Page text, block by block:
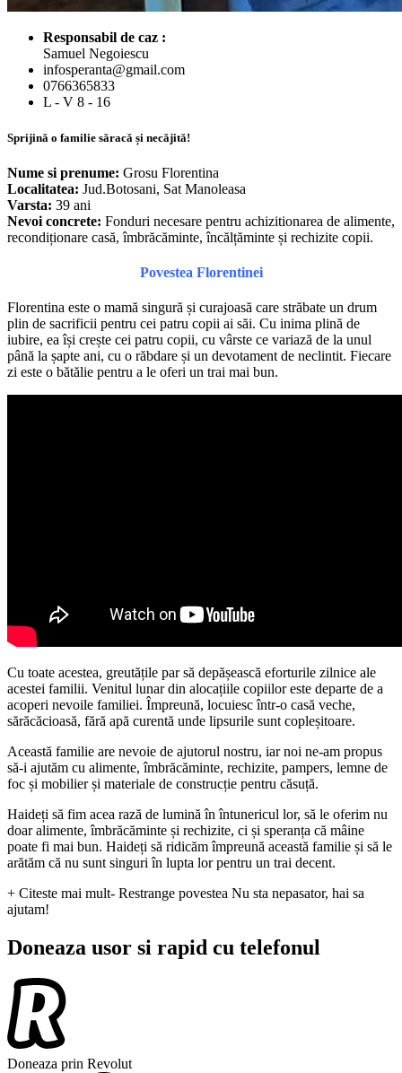
Responsabil de caz :
Samuel Negoiescu
infosperanta@gmail.com
0766365833
L - V 8 - 16
Sprijină o familie săracă și necăjită!
Nume si prenume: Grosu Florentina
Localitatea: Jud.Botosani, Sat Manoleasa
Varsta: 39 ani
Nevoi concrete: Fonduri necesare pentru achizitionarea de alimente,
recondiționare casă, îmbrăcăminte, încălțăminte și rechizite copii.
Povestea Florentinei
Florentina este o mamă singură și curajoasă care străbate un drum
plin de sacrificii pentru cei patru copii ai săi. Cu inima plină de
iubire, ea își crește cei patru copii, cu vârste ce variază de la unul
până la șapte ani, cu o răbdare și un devotament de neclintit. Fiecare
zi este o bătălie pentru a le oferi un trai mai bun.
Cu toate acestea, greutățile par să depășească eforturile zilnice ale
acestei familii. Venitul lunar din alocațiile copiilor este departe de a
acoperi nevoile familiei. Împreună, locuiesc într-o casă veche,
sărăcăcioasă, fără apă curentă unde lipsurile sunt copleșitoare.
Această familie are nevoie de ajutorul nostru, iar noi ne-am propus
să-i ajutăm cu alimente, îmbrăcăminte, rechizite, pampers, lemne de
foc și mobilier și materiale de construcție pentru căsuță.
Haideți să fim acea rază de lumină în întunericul lor, să le oferim nu
doar alimente, îmbrăcăminte și rechizite, ci și speranța că mâine
poate fi mai bun. Haideți să ridicăm împreună această familie și să le
arătăm că nu sunt singuri în lupta lor pentru un trai decent.
+ Citeste mai mult- Restrange povestea Nu sta nepasator, hai sa
ajutam!
Doneaza usor si rapid cu telefonul
Doneaza prin Revolut